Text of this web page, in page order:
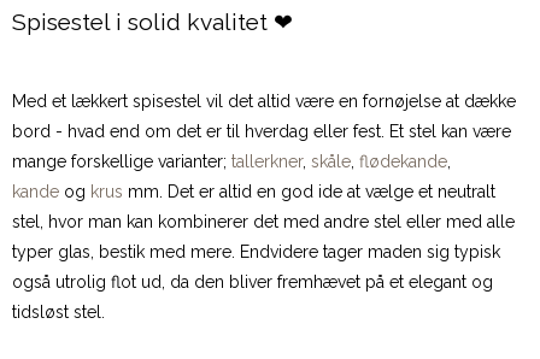
Spisestel i solid kvalitet ❤
Med et lækkert spisestel vil det altid være en fornøjelse at dække
bord - hvad end om det er til hverdag eller fest. Et stel kan være
mange forskellige varianter; tallerkner, skåle flødekande
kande og krus mm. Det er altid en god ide at vælge et neutralt
stel, hvor man kan kombinerer det med andre stel eller med alle
typer glas, bestik med mere. Endvidere tager maden sig typisk
også utrolig flot ud, da den bliver fremhævet på et elegant og
tidsløst stel.